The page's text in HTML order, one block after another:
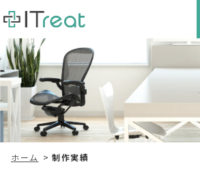
ホーム 制作実績